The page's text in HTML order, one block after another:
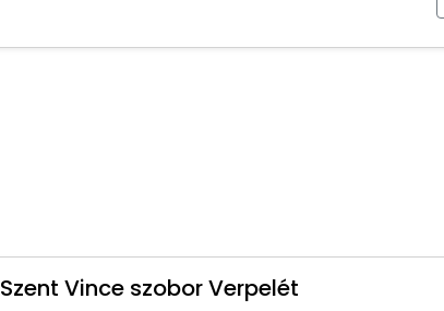
Szent Vince szobor Verpelét